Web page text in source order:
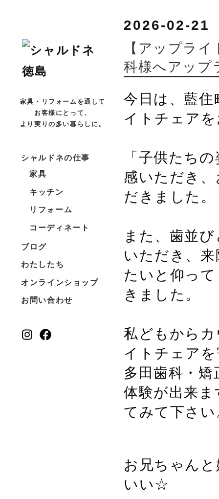
家具・リフォームを通して
お客様にとって、
より実りの多い暮らしに。
シャルドネの仕事
家具
キッチン
リフォーム
コーディネート
ブログ
わたしたち
オンラインショップ
お問い合わせ
2026-02-21
【アップラ
科様へアッ
今日は、藍住
イトチェア
「子供たち
感いただき
だきました。
また、歯並
いただき、
たいと仰っ
きました。
私どもから
イトチェア
多田歯科・
体験が出来
てみて下さ
お兄ちゃん
いい☆